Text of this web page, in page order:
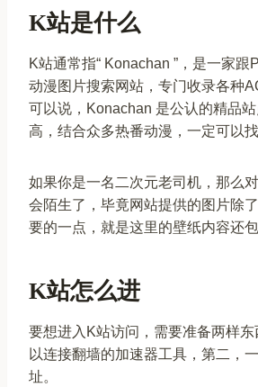
K站是什么
K站通常指“ Konachan ”，是一家跟
动漫图片搜索网站，专门收录各种
可以说，Konachan 是公认的精品
高，结合众多热番动漫，一定可以找
如果你是一名二次元老司机，那么
会陌生了，毕竟网站提供的图片除
要的一点，就是这里的壁纸内容还包
K站怎么进
要想进入K站访问，需要准备两样
以连接翻墙的加速器工具，第二，
址。